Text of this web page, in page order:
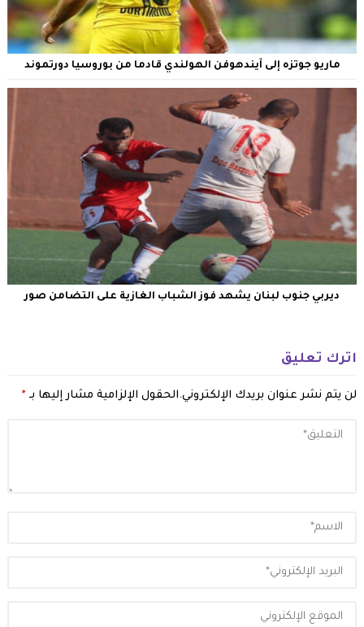
ماريو جوتزه إلى آيندهوفن الهولندي قادما من بوروسيا دورتموند
ديربي جنوب لبنان يشهد فوز الشباب الغازية على التضامن صور
اترك تعليق
لن يتم نشر عنوان بريدك الإلكتروني.الحقول الإلزامية مشار إليها بـ *